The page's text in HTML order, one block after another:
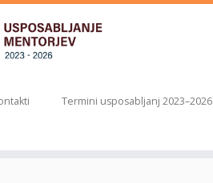
Termini usposabljanj 2023–2026